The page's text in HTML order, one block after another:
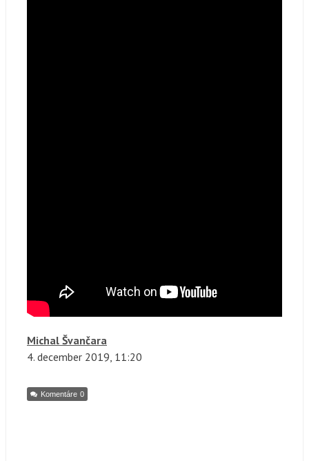
Michal Švančara
4. december 2019, 11:20
Komentáre 0